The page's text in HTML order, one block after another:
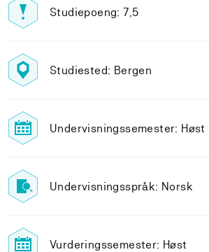
Studiepoeng: 7,5
Studiested: Bergen
Undervisningssemester: Høst
Undervisningsspråk: Norsk
Vurderingssemester: Høst